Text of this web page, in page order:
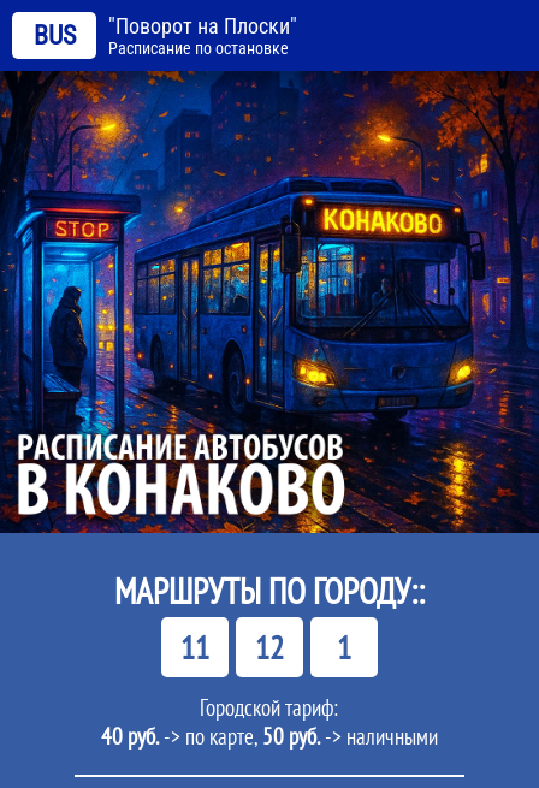
BUS "Поворот на Плоски"
Расписание по остановке
МАРШРУТЫ ПО ГОРОДУ::
11 12 1
Городской тариф:
40 руб.-> по карте, 50 руб.-> наличными